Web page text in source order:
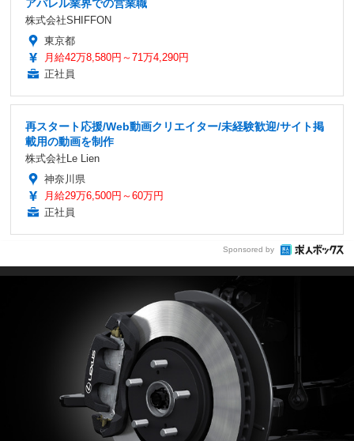
アパレル業界での営業職
株式会社SHIFFON
東京都
月給42万8,580円～71万4,290円
正社員
再スタート応援/Web動画クリエイター/未経験歓迎/サイト掲
載用の動画を制作
株式会社Le Lien
神奈川県
月給29万6,500円～60万円
正社員
Sponsored by